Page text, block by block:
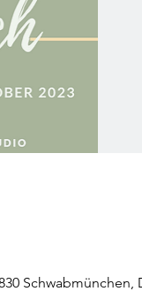
Schwabmünchen,